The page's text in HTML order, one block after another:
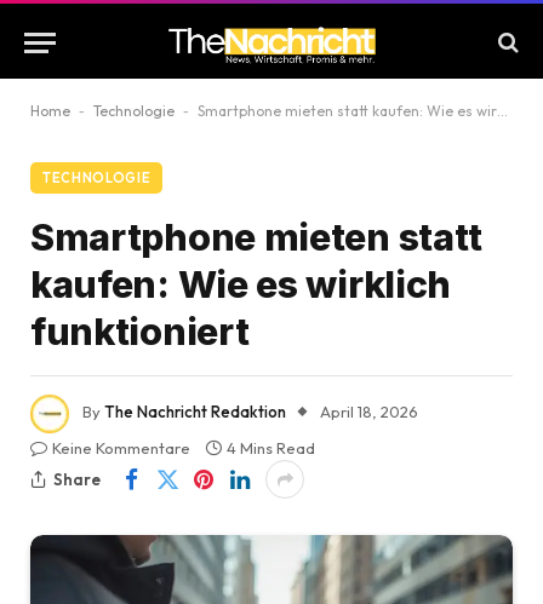
Home - Technologie - Smartphone mieten statt kaufen: Wie es wirklich funktioniert
TECHNOLOGIE
Smartphone mieten statt
kaufen: Wie es wirklich
funktioniert
ByThe Nachricht Redaktion
April 18, 2026
Keine Kommentare
4 Mins Read
Share